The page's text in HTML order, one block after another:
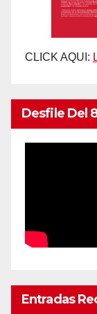
CLICK AQUI:
Desfile Del
Entradas